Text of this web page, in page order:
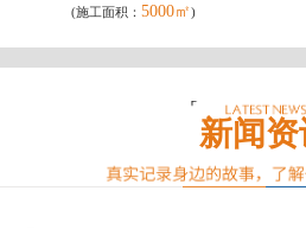
(施工面积： 5000㎡)
新闻